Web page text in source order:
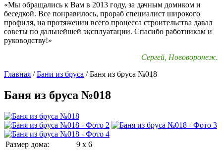
«Мы обращались к Вам в 2013 году, за дачным домиком и
беседкой. Все понравилось, прораб специалист широкого
профиля, на протяжении всего процесса строительства давал
советы по дальнейшей эксплуатации. Спасибо работникам и
руководству!»
Сергей, Нововоронеж.
Главная /Бани из бруса /Баня из бруса №018
Баня из бруса №018
Размер дома:
9 x 6